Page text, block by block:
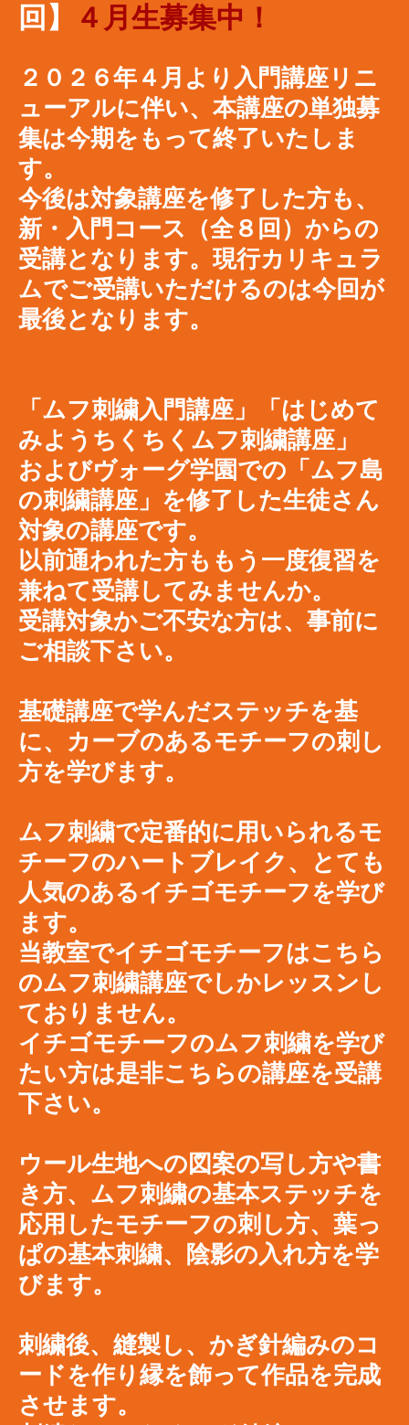
回】
４月生募集中！
２０２６年４月より入門講座リニ
ューアルに伴い、本講座の単独募
集は今期をもって終了いたしま
す。
今後は対象講座を修了した方も、
新・入門コース（全８回）からの
受講となります。現行カリキュラ
ムでご受講いただけるのは今回が
最後となります。
「ムフ刺繍入門講座」「はじめて
みようちくちくムフ刺繍講座」
およびヴォーグ学園での「ムフ島
の刺繍講座」を修了した生徒さん
対象の講座です。
以前通われた方ももう一度復習を
兼ねて受講してみませんか。
受講対象かご不安な方は、事前に
ご相談下さい。
基礎講座で学んだステッチを基
に、カーブのあるモチーフの刺し
方を学びます。
ムフ刺繍で定番的に用いられるモ
チーフのハートブレイク、とても
人気のあるイチゴモチーフを学び
ます。
当教室でイチゴモチーフはこちら
のムフ刺繍講座でしかレッスンし
ておりません。
イチゴモチーフのムフ刺繍を学び
たい方は是非こちらの講座を受講
下さい。
​ウール生地への図案の写し方や書
き方、ムフ刺繍の基本ステッチを
応用したモチーフの刺し方、葉っ
ぱの基本刺繍、陰影の入れ方を学
びます。
刺繍後、縫製し、かぎ針編みのコ
ードを作り縁を飾って作品を完成
させます。